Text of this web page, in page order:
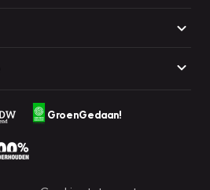
GroenGedaan!